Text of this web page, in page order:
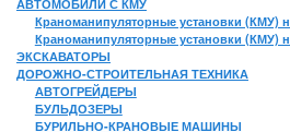
Краноманипуляторные установки (КМУ)
Краноманипуляторные установки (КМУ)
ЭКСКАВАТОРЫ
ДОРОЖНО-СТРОИТЕЛЬНАЯ ТЕХНИКА
АВТОГРЕЙДЕРЫ
БУЛЬДОЗЕРЫ
БУРИЛЬНО-КРАНОВЫЕ МАШИНЫ